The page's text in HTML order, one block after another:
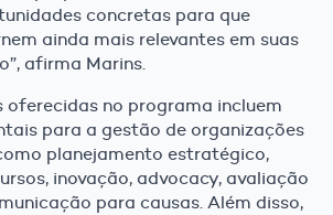
concretas para que
ainda mais relevantes em suas
afirma Marins.
no programa incluem
para a gestão de organizações
planejamento estratégico,
inovação, advocacy, avaliação
para causas. Além disso,